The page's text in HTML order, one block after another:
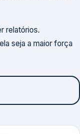
relatórios.
seja a maior força